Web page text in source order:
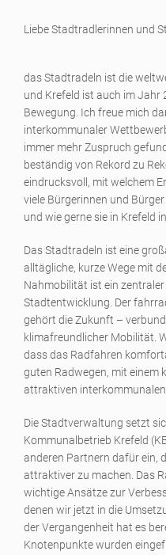
Liebe Stadtradlerinnen und
das Stadtradeln ist die
und Krefeld ist auch im Jahr
Bewegung. Ich freue mich
interkommunaler
immer mehr Zuspruch
beständig von Rekord zu
eindrucksvoll, mit welchem
viele Bürgerinnen und
und wie gerne sie in Krefeld
Das Stadtradeln ist eine
alltägliche, kurze Wege mit
Nahmobilität ist ein
Stadtentwicklung. Der
gehört die Zukunft –
klimafreundlicher Mobilität.
dass das Radfahren
guten Radwegen, mit einem
attraktiven interkommunalen
Die Stadtverwaltung setzt
Kommunalbetrieb Krefeld
anderen Partnern dafür ein,
attraktiver zu machen. Das
wichtige Ansätze zur
denen wir jetzt in die
der Vergangenheit hat es
Knotenpunkte wurden